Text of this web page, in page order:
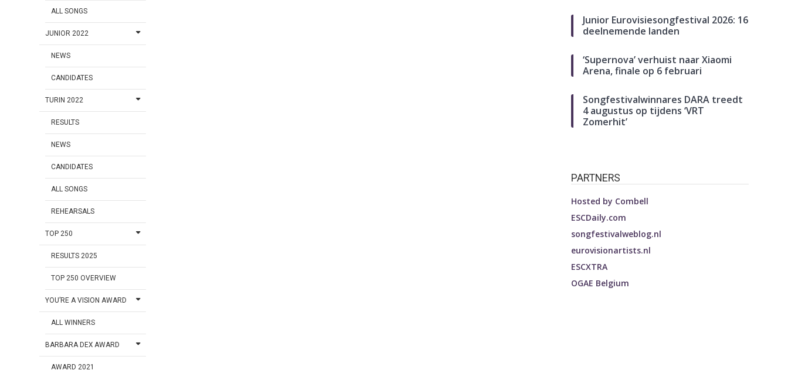
ALL SONGS
JUNIOR 2022
NEWS
CANDIDATES
TURIN 2022
RESULTS
NEWS
CANDIDATES
ALL SONGS
REHEARSALS
TOP 250
RESULTS 2025
TOP 250 OVERVIEW
YOU’RE A VISION AWARD
ALL WINNERS
BARBARA DEX AWARD
AWARD 2021
Junior Eurovisiesongfestival 2026: 16
deelnemende landen
‘Supernova’ verhuist naar Xiaomi
Arena, finale op 6 februari
Songfestivalwinnares DARA treedt
4 augustus op tijdens ‘VRT
Zomerhit’
PARTNERS
Hosted by Combell
ESCDaily.com
songfestivalweblog.nl
eurovisionartists.nl
ESCXTRA
OGAE Belgium